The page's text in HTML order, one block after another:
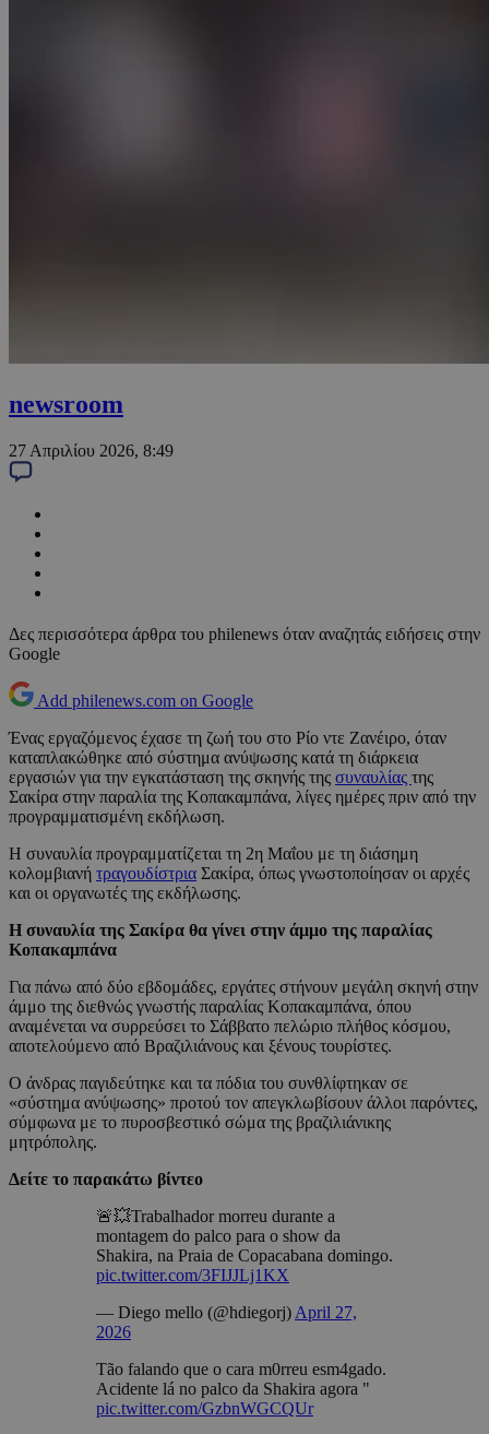
newsroom
27 Απριλίου 2026, 8:49
Δες περισσότερα άρθρα του philenews όταν αναζητάς ειδήσεις στην
Google
Add philenews.com on Google
Ένας εργαζόμενος έχασε τη ζωή του στο Ρίο ντε Ζανέιρο, όταν
καταπλακώθηκε από σύστημα ανύψωσης κατά τη διάρκεια
εργασιών για την εγκατάσταση της σκηνής της συναυλίας της
Σακίρα στην παραλία της Κοπακαμπάνα, λίγες ημέρες πριν από την
προγραμματισμένη εκδήλωση.
Η συναυλία προγραμματίζεται τη 2η Μαΐου με τη διάσημη
κολομβιανή τραγουδίστρια Σακίρα, όπως γνωστοποίησαν οι αρχές
και οι οργανωτές της εκδήλωσης.
Η συναυλία της Σακίρα θα γίνει στην άμμο της παραλίας
Κοπακαμπάνα
Για πάνω από δύο εβδομάδες, εργάτες στήνουν μεγάλη σκηνή στην
άμμο της διεθνώς γνωστής παραλίας Κοπακαμπάνα, όπου
αναμένεται να συρρεύσει το Σάββατο πελώριο πλήθος κόσμου,
αποτελούμενο από Βραζιλιάνους και ξένους τουρίστες.
Ο άνδρας παγιδεύτηκε και τα πόδια του συνθλίφτηκαν σε
«σύστημα ανύψωσης» προτού τον απεγκλωβίσουν άλλοι παρόντες,
σύμφωνα με το πυροσβεστικό σώμα της βραζιλιάνικης
μητρόπολης.
Δείτε το παρακάτω βίντεο
🚨💥Trabalhador morreu durante a
montagem do palco para o show da
Shakira, na Praia de Copacabana domingo.
pic.twitter.com/3FIJJLj1KX
— Diego mello (@hdiegorj) April 27,
2026
Tão falando que o cara m0rreu esm4gado.
Acidente lá no palco da Shakira agora "
pic.twitter.com/GzbnWGCQUr